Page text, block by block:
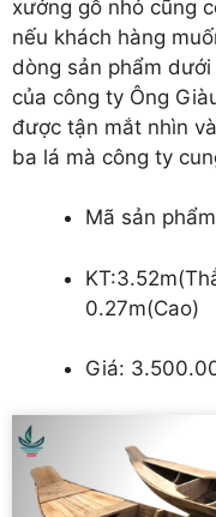
xưởng gỗ nhỏ cũng
nếu khách hàng
dòng sản phẩm
của công ty Ông
được tận mắt nhìn
ba lá mà công ty
Mã sản
KT:
0.27m(Cao)
Giá: